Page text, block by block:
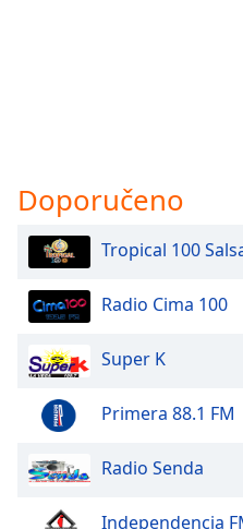
Doporučeno
Tropical 100
Radio Cima 100
Super K
Primera 88.1 FM
Radio Senda
Independencia